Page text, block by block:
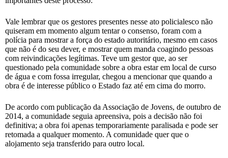
Vale lembrar que os gestores presentes nesse ato policialesco não
quiseram em momento algum tentar o consenso, foram com a
polícia para mostrar a força do estado autoritário, mesmo em casos
que não é do seu dever, e mostrar quem manda coagindo pessoas
com reivindicações legítimas. Teve um gestor que, ao ser
questionado pela comunidade sobre a obra estar em local de curso
de água e com fossa irregular, chegou a mencionar que quando a
obra é de interesse público o Estado faz até em cima do morro.
De acordo com publicação da Associação de Jovens, de outubro de
2014, a comunidade seguia apreensiva, pois a decisão não foi
definitiva; a obra foi apenas temporariamente paralisada e pode ser
retomada a qualquer momento. A comunidade quer que o
alojamento seja transferido para outro local.